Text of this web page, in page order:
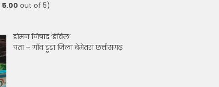
5.00 out of 5)
डोमन निषाद ‘डेविल’
पता – गाँव डूंडा जिला बेमेतरा छत्तीसगढ़